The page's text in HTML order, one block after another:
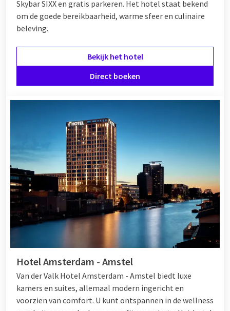
Skybar SIXX en gratis parkeren. Het hotel staat bekend
om de goede bereikbaarheid, warme sfeer en culinaire
beleving.
Bekijk het hotel
Direct boeken
Hotel Amsterdam - Amstel
Van der Valk Hotel Amsterdam - Amstel biedt luxe
kamers en suites, allemaal modern ingericht en
voorzien van comfort. U kunt ontspannen in de wellness